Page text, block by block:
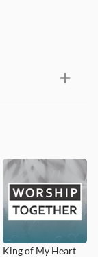
King of My Heart